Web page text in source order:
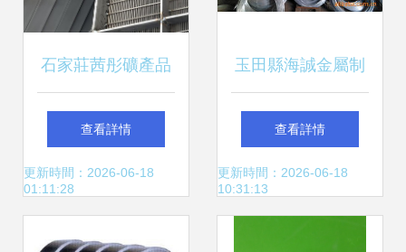
石家莊茜彤礦產品
天然礦石的藝術新
生，工藝禮品的匠
查看詳情
更新時間：2026-06-18
01:11:28
玉田縣海誠金屬制
品制造公司 匠心工
藝，鑄就工藝禮品
查看詳情
更新時間：2026-06-18
10:31:13